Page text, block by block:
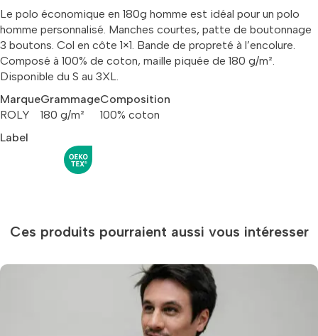
Le polo économique en 180g homme est idéal pour un polo
homme personnalisé. Manches courtes, patte de boutonnage
3 boutons. Col en côte 1×1. Bande de propreté à l’encolure.
Composé à 100% de coton, maille piquée de 180 g/m².
Disponible du S au 3XL.
Marque
ROLY
Grammage
180 g/m²
Composition
100% coton
Label
Ces produits pourraient aussi vous intéresser